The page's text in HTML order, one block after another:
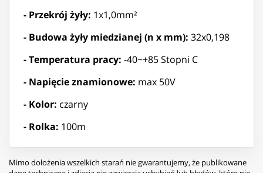
- Przekrój żyły: 1x1,0mm²
- Budowa żyły miedzianej (n x mm): 32x0,198
- Temperatura pracy: -40~+85 Stopni C
- Napięcie znamionowe: max 50V
- Kolor: czarny
- Rolka: 100m
Mimo dołożenia wszelkich starań nie gwarantujemy, że publikowane